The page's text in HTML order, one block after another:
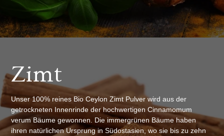
Zimt
Unser 100% reines Bio Ceylon Zimt Pulver wird aus der
getrockneten Innenrinde der hochwertigen Cinnamomum
verum Bäume gewonnen. Die immergrünen Bäume haben
ihren natürlichen Ursprung in Südostasien, wo sie bis zu zehn